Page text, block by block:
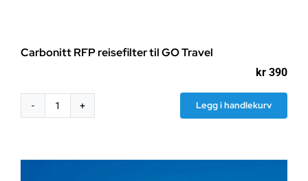
Carbonitt RFP reisefilter til GO Travel
kr 390
Carbonitt
til
Legg i handlekurv